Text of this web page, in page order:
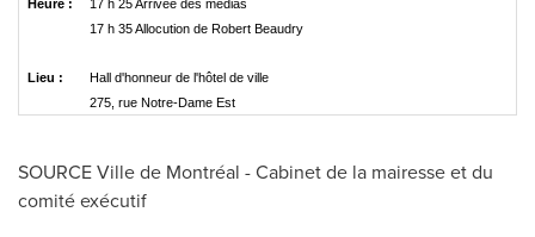
Heure :
17 h 25 Arrivée des médias
17 h 35 Allocution de Robert Beaudry
Lieu :
Hall d'honneur de l'hôtel de ville
275, rue Notre-Dame Est
SOURCE Ville de Montréal - Cabinet de la mairesse et du
comité exécutif